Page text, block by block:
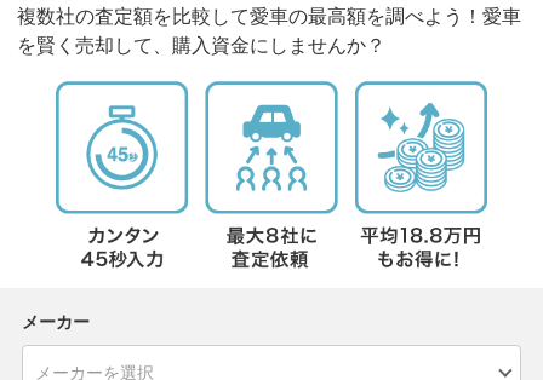
複数社の査定額を比較して愛車の最高額を調べよう！愛車
を賢く売却して、購入資金にしませんか？
メーカー